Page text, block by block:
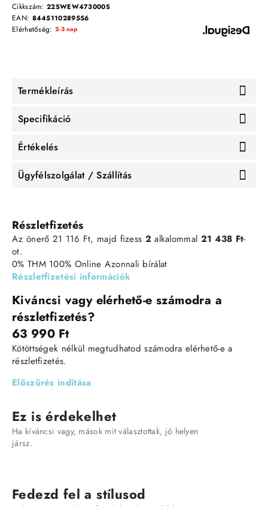
Cikkszám: 22SWEW473000S
EAN: 8445110289556
Elérhetőség: 2-3 nap
Termékleírás
Specifikáció
Értékelés
Ügyfélszolgálat / Szállítás
Részletfizetés
Az önerő 21 116 Ft, majd fizess 2alkalommal 21 438 Ft-
ot.
0% THM 100% Online Azonnali bírálat
Részletfizetési információk
Kiváncsi vagy elérhető-e számodra a
részletfizetés?
63 990 Ft
Kötöttségek nélkül megtudhatod számodra elérhető-e a
részletfizetés.
Előszűrés indítása
Ez is érdekelhet
Ha kíváncsi vagy, mások mit választottak, jó helyen
jársz.
Fedezd fel a stílusod